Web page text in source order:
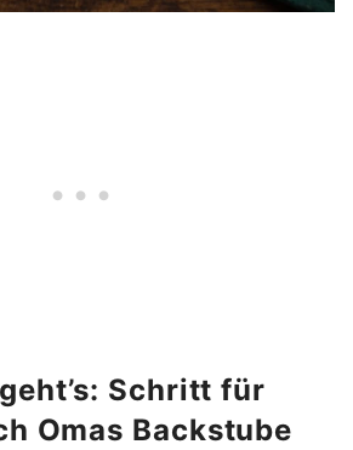
Schritt für
Omas Backstube